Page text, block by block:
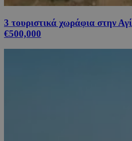
3 τουριστικά χωράφια στην
€500,000